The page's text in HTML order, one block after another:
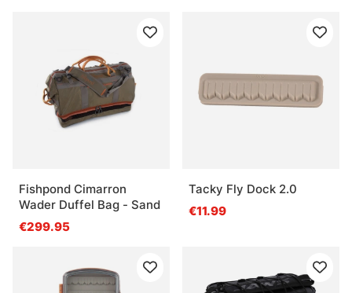
Fishpond Cimarron
Wader Duffel Bag - Sand
€299.95
Tacky Fly Dock 2.0
€11.99